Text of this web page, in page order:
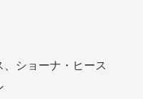
ショーナ・ヒース